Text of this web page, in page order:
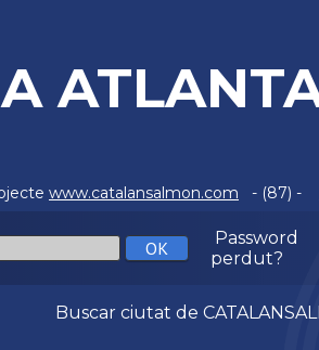
www.catalansalmon.com - (87) -
Password
perdut?
Buscar ciutat de